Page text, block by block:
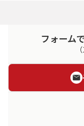
フォーム